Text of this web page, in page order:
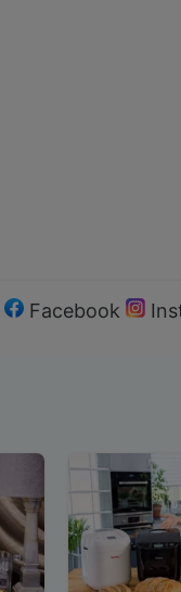
Facebook